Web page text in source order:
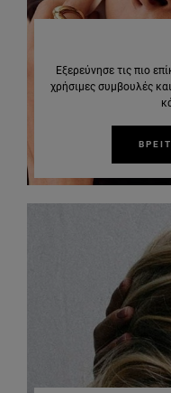
Εξερεύνησε τις πιο
χρήσιμες συμβουλές